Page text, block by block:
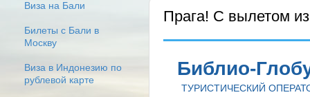
Прага! С вылетом
Библио-
ТУРИСТИЧЕСКИЙ
Виза на Бали
Билеты с Бали в
Москву
Виза в Индонезию по
рублевой карте